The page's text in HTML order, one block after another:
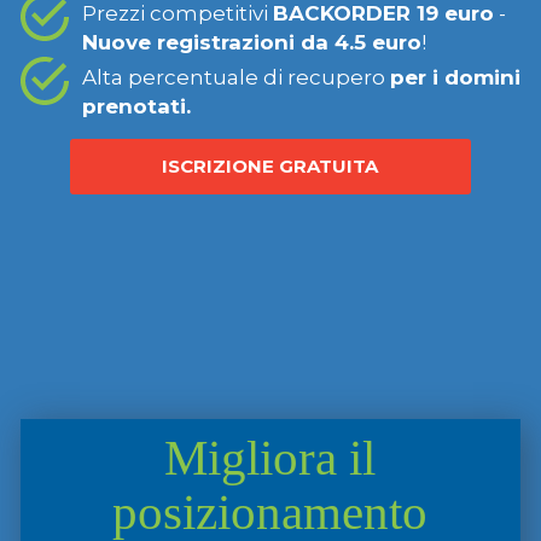
Prezzi competitivi BACKORDER 19 euro -
Nuove registrazioni da 4.5 euro!
Alta percentuale di recupero per i domini
prenotati.
ISCRIZIONE GRATUITA
Migliora il
posizionamento